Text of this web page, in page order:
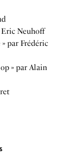
Eric Neuhoff
par Frédéric
» par Alain